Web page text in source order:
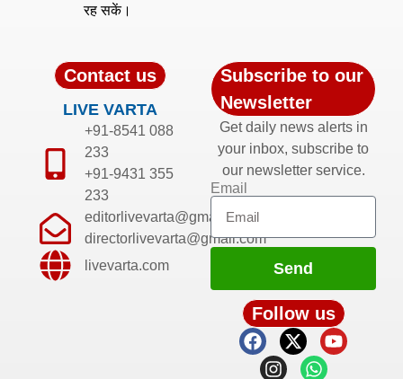
रह सकें।
Contact us
LIVE VARTA
+91-8541 088
233
+91-9431 355
233
editorlivevarta@gmail.com
directorlivevarta@gmail.com
livevarta.com
Subscribe to our
Newsletter
Get daily news alerts in
your inbox, subscribe to
our newsletter service.
Email
Send
Follow us